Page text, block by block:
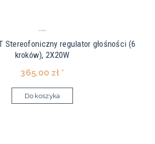
Stereofoniczny regulator głośności (6
kroków), 2X20W
365,00 zł *
Do koszyka